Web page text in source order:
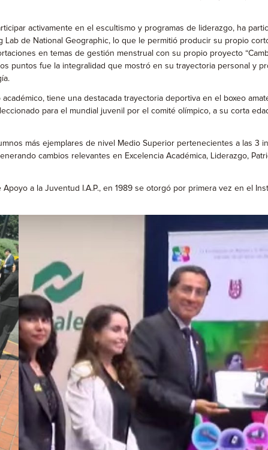
activamente en el escultismo y programas de liderazgo, ha
Lab de National Geographic, lo que le permitió producir su propio
en temas de gestión menstrual con su propio proyecto
puntos fue la integralidad que mostró en su trayectoria personal y
tiene una destacada trayectoria deportiva en el boxeo
para el mundial juvenil por el comité olímpico, a su corta
más ejemplares de nivel Medio Superior pertenecientes a las 3
cambios relevantes en Excelencia Académica, Liderazgo,
a la Juventud I.A.P., en 1989 se otorgó por primera vez en el